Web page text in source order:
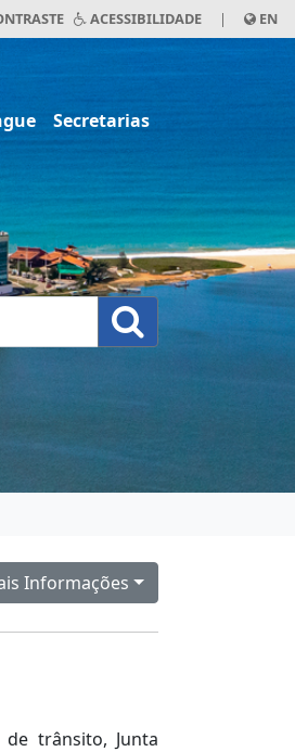
ACESSIBILIDADE | EN
Secretarias
Informações
trânsito, Junta